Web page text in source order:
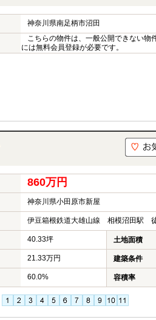
神奈川県南足柄市沼田
こちらの物件は、一般公開できない物
には無料会員登録が必要です。
860万円
神奈川県小田原市新屋
伊豆箱根鉄道大雄山線 相模沼田駅
40.33坪 土地面積
21.33万円 建築条件
60.0% 容積率